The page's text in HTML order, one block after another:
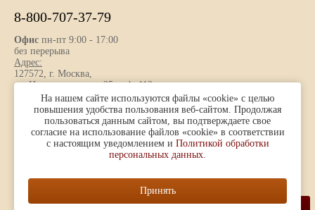
8-800-707-37-79
Офис пн-пт 9:00 - 17:00
без перерыва
Адрес:
127572, г. Москва,
ул. Новгородская, д. 25 , оф. 112
Представленная на сайте информация носит ознакомительный
характер и не является публичной офертой, определяемой ст. 437
(2) ГК РФ.
© 1996 — 2026ООО «Контур-ПАК»
Разработка и продвижение
НАВЕРХ
На нашем сайте используются файлы «cookie» с целью
повышения удобства пользования веб-сайтом. Продолжая
пользоваться данным сайтом, вы подтверждаете свое
согласие на использование файлов «cookie» в соответствии
с настоящим уведомлением и Политикой обработки
персональных данных.
Принять